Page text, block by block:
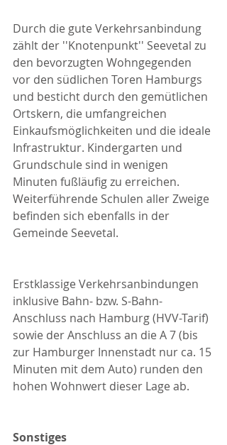
Durch die gute Verkehrsanbindung
zählt der ''Knotenpunkt'' Seevetal zu
den bevorzugten Wohngegenden
vor den südlichen Toren Hamburgs
und besticht durch den gemütlichen
Ortskern, die umfangreichen
Einkaufsmöglichkeiten und die ideale
Infrastruktur. Kindergarten und
Grundschule sind in wenigen
Minuten fußläufig zu erreichen.
Weiterführende Schulen aller Zweige
befinden sich ebenfalls in der
Gemeinde Seevetal.
Erstklassige Verkehrsanbindungen
inklusive Bahn- bzw. S-Bahn-
Anschluss nach Hamburg (HVV-Tarif)
sowie der Anschluss an die A 7 (bis
zur Hamburger Innenstadt nur ca. 15
Minuten mit dem Auto) runden den
hohen Wohnwert dieser Lage ab.
Sonstiges